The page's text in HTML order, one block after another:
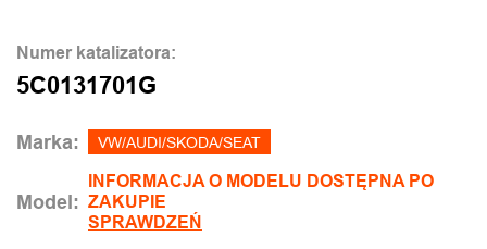
Numer katalizatora:
5C0131701G
Marka: VW/AUDI/SKODA/SEAT
Model:
INFORMACJA O MODELU DOSTĘPNA PO
ZAKUPIE
SPRAWDZEŃ